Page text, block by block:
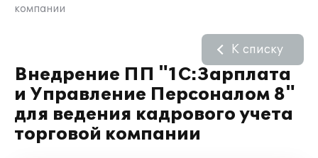
компании
Внедрение ПП "1С:Зарплата
и Управление Персоналом 8"
для ведения кадрового учета
торговой компании
К списку